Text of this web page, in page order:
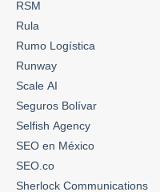
RSM
Rula
Rumo Logística
Runway
Scale AI
Seguros Bolívar
Selfish Agency
SEO en México
SEO.co
Sherlock Communications